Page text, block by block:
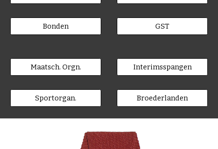
Bonden GST
Maatsch. Orgn.
Sportorgan.
Interimsspangen
Broederlanden